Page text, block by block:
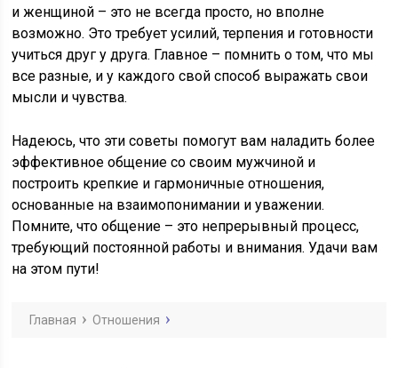
и женщиной – это не всегда просто, но вполне
возможно. Это требует усилий, терпения и готовности
учиться друг у друга. Главное – помнить о том, что мы
все разные, и у каждого свой способ выражать свои
мысли и чувства.
Надеюсь, что эти советы помогут вам наладить более
эффективное общение со своим мужчиной и
построить крепкие и гармоничные отношения,
основанные на взаимопонимании и уважении.
Помните, что общение – это непрерывный процесс,
требующий постоянной работы и внимания. Удачи вам
на этом пути!
Главная Отношения